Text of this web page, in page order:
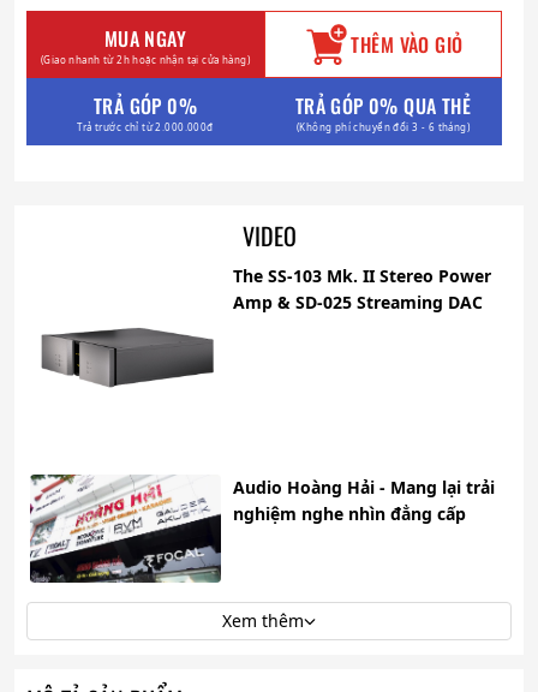
MUA NGAY
(Giao nhanh từ 2h hoặc nhận tại cửa hàng) THÊM VÀO GIỎ
TRẢ GÓP 0%
Trả trước chỉ từ 2.000.000đ
TRẢ GÓP 0% QUA THẺ
(Không phí chuyển đổi 3 - 6 tháng)
VIDEO
The SS-103 Mk. II Stereo Power
Amp & SD-025 Streaming DAC
Audio Hoàng Hải - Mang lại trải
nghiệm nghe nhìn đẳng cấp
Xem thêm